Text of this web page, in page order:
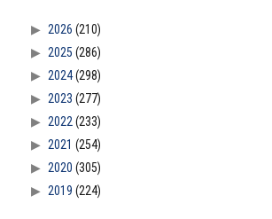
2026 (210)
2025 (286)
2024(298)
2023 (277)
2022 (233)
2021 (254)
2020 (305)
2019 (224)